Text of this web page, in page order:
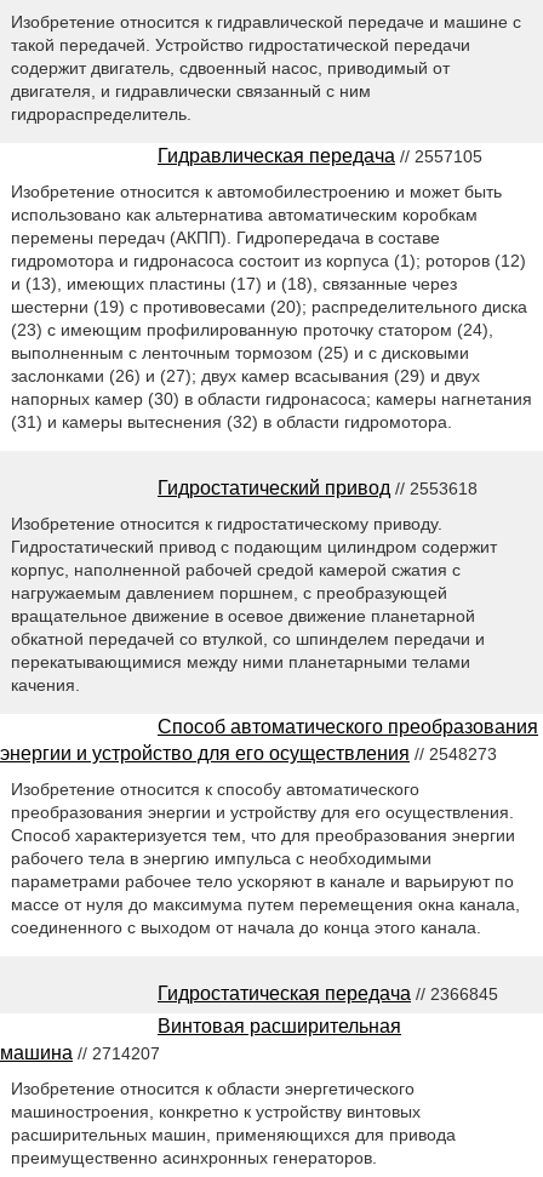
Изобретение относится к гидравлической передаче и машине с
такой передачей. Устройство гидростатической передачи
содержит двигатель, сдвоенный насос, приводимый от
двигателя, и гидравлически связанный с ним
гидрораспределитель.
Гидравлическая передача // 2557105
Изобретение относится к автомобилестроению и может быть
использовано как альтернатива автоматическим коробкам
перемены передач (АКПП). Гидропередача в составе
гидромотора и гидронасоса состоит из корпуса (1); роторов (12)
и (13), имеющих пластины (17) и (18), связанные через
шестерни (19) с противовесами (20); распределительного диска
(23) с имеющим профилированную проточку статором (24),
выполненным с ленточным тормозом (25) и с дисковыми
заслонками (26) и (27); двух камер всасывания (29) и двух
напорных камер (30) в области гидронасоса; камеры нагнетания
(31) и камеры вытеснения (32) в области гидромотора.
Гидростатический привод // 2553618
Изобретение относится к гидростатическому приводу.
Гидростатический привод с подающим цилиндром содержит
корпус, наполненной рабочей средой камерой сжатия с
нагружаемым давлением поршнем, с преобразующей
вращательное движение в осевое движение планетарной
обкатной передачей со втулкой, со шпинделем передачи и
перекатывающимися между ними планетарными телами
качения.
Способ автоматического преобразования
энергии и устройство для его осуществления // 2548273
Изобретение относится к способу автоматического
преобразования энергии и устройству для его осуществления.
Способ характеризуется тем, что для преобразования энергии
рабочего тела в энергию импульса с необходимыми
параметрами рабочее тело ускоряют в канале и варьируют по
массе от нуля до максимума путем перемещения окна канала,
соединенного с выходом от начала до конца этого канала.
Гидростатическая передача // 2366845
Винтовая расширительная
машина // 2714207
Изобретение относится к области энергетического
машиностроения, конкретно к устройству винтовых
расширительных машин, применяющихся для привода
преимущественно асинхронных генераторов.